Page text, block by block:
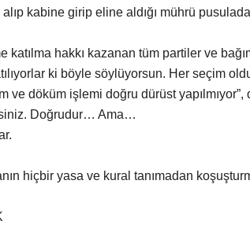
kabine girip eline aldığı mührü
hakkı kazanan tüm partiler ve
ki böyle söylüyorsun. Her seçim
ve döküm işlemi doğru dürüst
Doğrudur… Ama…
hiçbir yasa ve kural tanımadan